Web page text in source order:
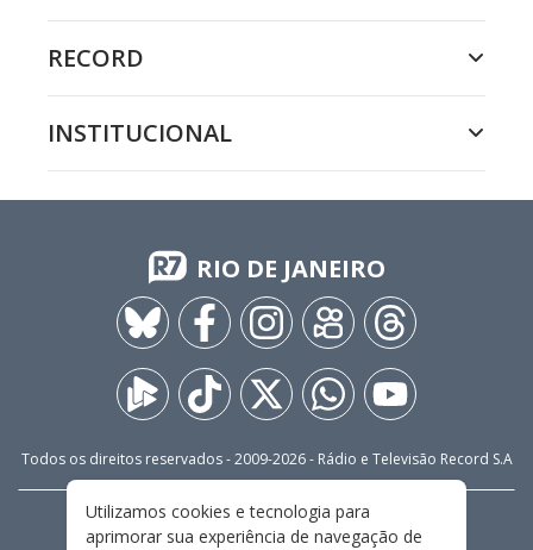
RECORD
INSTITUCIONAL
RIO DE JANEIRO
Todos os direitos reservados - 2009-2026- Rádio e Televisão Record S.A
FALE CONOSCO
PRIVACIDADE
Utilizamos cookies e tecnologia para
aprimorar sua experiência de navegação de